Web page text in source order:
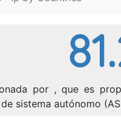
por , que es
de sistema autónomo